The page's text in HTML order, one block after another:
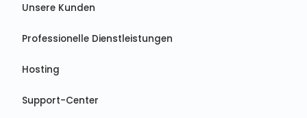
Unsere Kunden
Professionelle Dienstleistungen
Hosting
Support-Center